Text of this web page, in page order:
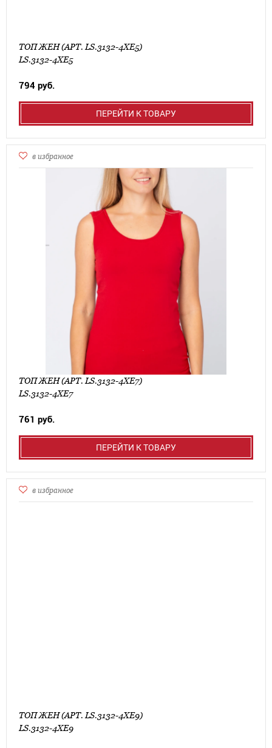
ТОП ЖЕН (АРТ. LS.3132-4XE5)
LS.3132-4XE5
794 руб.
ПЕРЕЙТИ К ТОВАРУ
в избранное
ТОП ЖЕН (АРТ. LS.3132-4XE7)
LS.3132-4XE7
761 руб.
ПЕРЕЙТИ К ТОВАРУ
в избранное
ТОП ЖЕН (АРТ. LS.3132-4XE9)
LS.3132-4XE9